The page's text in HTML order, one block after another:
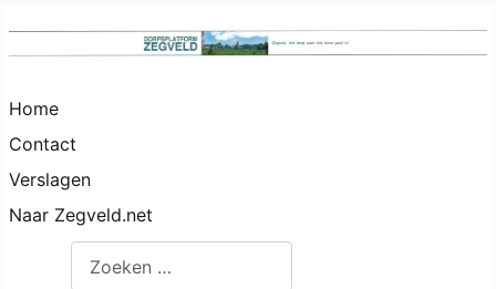
Home
Contact
Verslagen
Naar Zegveld.net